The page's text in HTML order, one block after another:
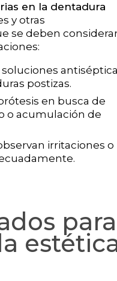
en la dentadura
y otras
se deben
postizas.
en busca de
o acumulación de
irritaciones o
para